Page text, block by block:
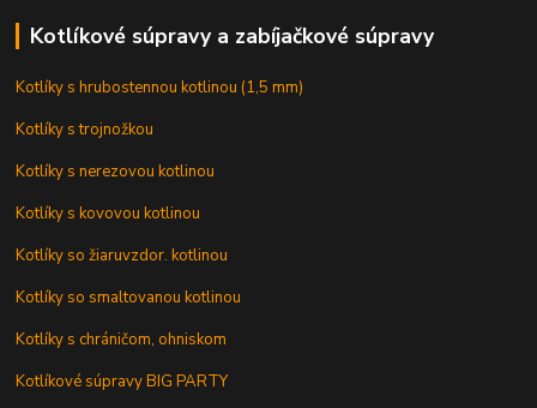
Kotlíkové súpravy a zabíjačkové súpravy
Kotlíky s hrubostennou kotlinou (1,5 mm)
Kotlíky s trojnožkou
Kotlíky s nerezovou kotlinou
Kotlíky s kovovou kotlinou
Kotlíky so žiaruvzdor. kotlinou
Kotlíky so smaltovanou kotlinou
Kotlíky s chráničom, ohniskom
Kotlíkové súpravy BIG PARTY